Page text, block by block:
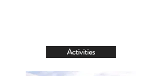
Activities